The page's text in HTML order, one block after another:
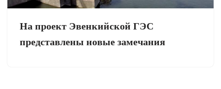
На проект Эвенкийской ГЭС
представлены новые замечания